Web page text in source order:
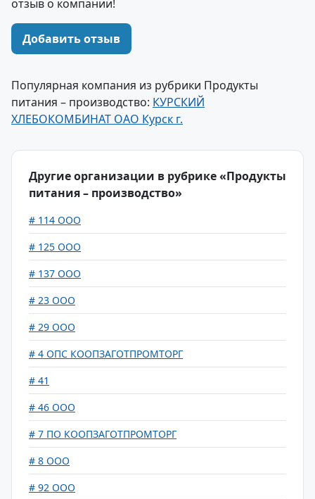
отзыв о компании!
Добавить отзыв
Популярная компания из рубрики Продукты
питания – производство: КУРСКИЙ
ХЛЕБОКОМБИНАТ ОАО Курск г.
Другие организации в рубрике «Продукты
питания – производство»
# 114 ООО
# 125 ООО
# 137 ООО
# 23 ООО
# 29 ООО
# 4 ОПС КООПЗАГОТПРОМТОРГ
# 41
# 46 ООО
# 7 ПО КООПЗАГОТПРОМТОРГ
# 8 ООО
# 92 ООО